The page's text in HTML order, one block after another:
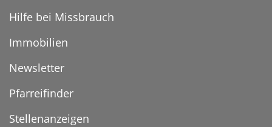
Hilfe bei Missbrauch
Immobilien
Newsletter
Pfarreifinder
Stellenanzeigen